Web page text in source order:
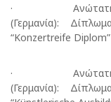
· Ανώτατη
(Γερμανία):
“Konzertreife Diplom”
· Ανώτατη
(Γερμανία):